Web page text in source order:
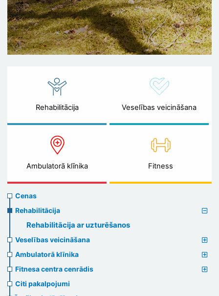
Rehabilitācija Veselības veicināšana
Ambulatorā klīnika Fitness
Prices
menu
Cenas
Rehabilitācija
Rehabilitācija ar uzturēšanos
Veselības veicināšana
Ambulatorā klīnika
Fitnesa centra cenrādis
Citi pakalpojumi